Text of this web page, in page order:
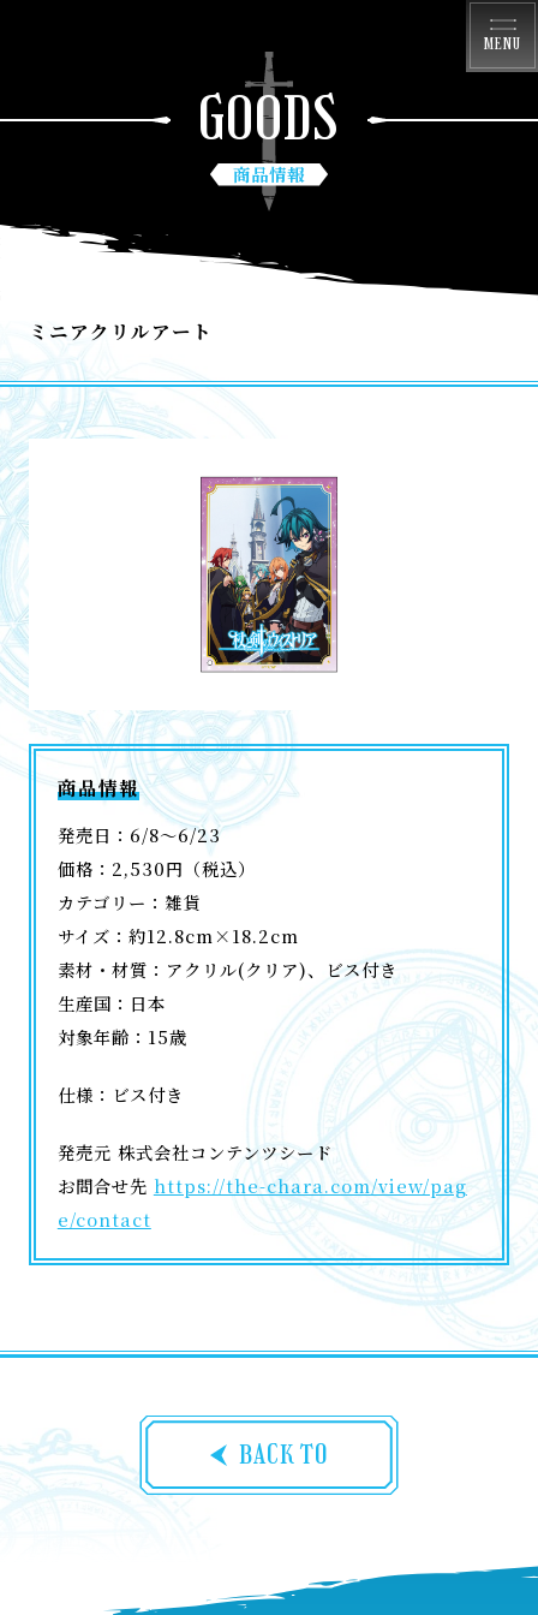
MENU
GOODS
商品情報
ミニアクリルアート
商品情報
発売日：6/8～6/23
価格：2,530円（税込）
カテゴリー：雑貨
サイズ：約12.8cm×18.2cm
素材・材質：アクリル(クリア)、ビス付き
生産国：日本
対象年齢：15歳
仕様：ビス付き
発売元 株式会社コンテンツシード
お問合せ先 https://the-chara.com/view/pag
e/contact
BACK TO